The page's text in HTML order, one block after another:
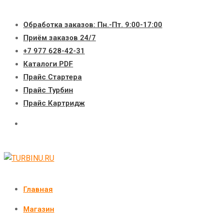
содержимому
Обработка заказов: Пн.-Пт. 9:00-17:00
Приём заказов 24/7
+7 977 628-42-31
Каталоги PDF
Прайс Стартера
Прайс Турбин
Прайс Картридж
Главная
Магазин